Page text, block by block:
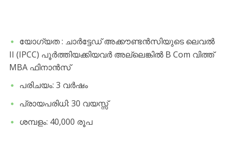
യോഗ്യത : ചാർട്ടേഡ് അക്കൗണ്ടൻസിയുടെ ലെവൽ
II (IPCC) പൂർത്തിയക്കിയവർ അല്ലെങ്കിൽ B Com വിത്ത്
MBA ഫിനാൻസ്
പരിചയം: 3 വർഷം
പ്രായപരിധി: 30 വയസ്സ്
ശമ്പളം: 40,000 രൂപ